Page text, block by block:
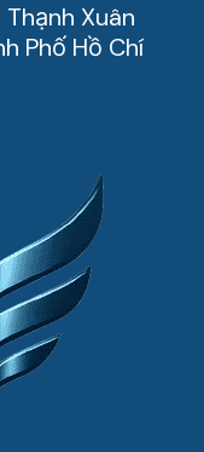
Xuân
Phố Hồ Chí